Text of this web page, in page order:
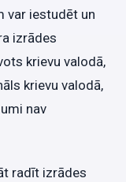
var iestudēt un
izrādes
krievu valodā,
krievu valodā,
nav
radīt izrādes